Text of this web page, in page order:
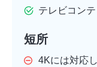
テレビコン
短所
4Kには対応